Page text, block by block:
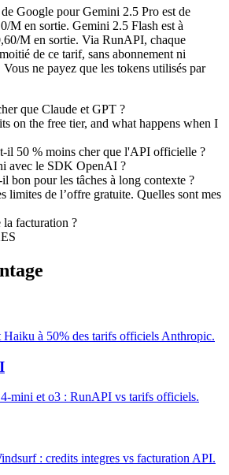
Google pour Gemini 2.5 Pro est de
M en sortie. Gemini 2.5 Flash est à
M en sortie. Via RunAPI, chaque
de ce tarif, sans abonnement ni
ne payez que les tokens utilisés par
que Claude et GPT ?
on the free tier, and what happens when I
il 50 % moins cher que l'API officielle ?
avec le SDK OpenAI ?
bon pour les tâches à long contexte ?
limites de l’offre gratuite. Quelles sont mes
facturation ?
Haiku à 50% des tarifs officiels Anthropic.
mini et o3 : RunAPI vs tarifs officiels.
: credits integres vs facturation API.